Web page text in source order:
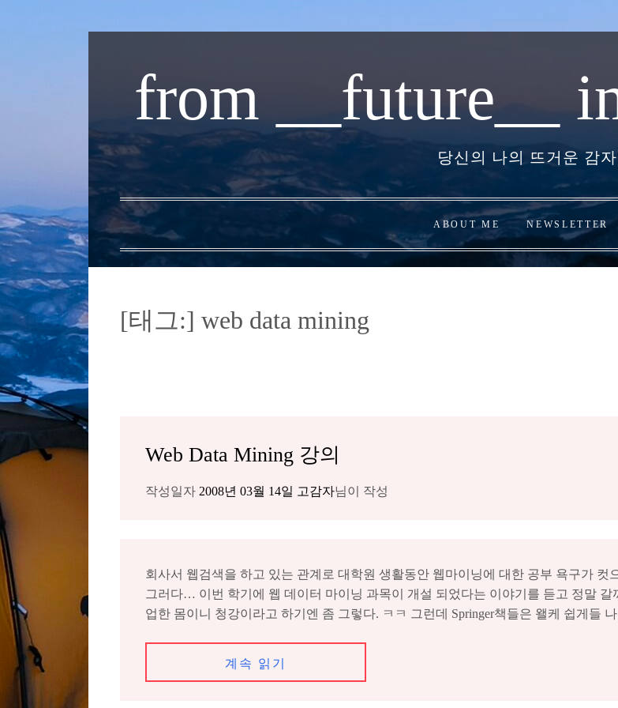
로
가
from __future__
당신의 나의 뜨거운 감
ABOUT ME NEWSLETTER
[태그:] web data mining
Web Data Mining 강의
작성일자 2008년 03월 14일 고감자님이 작성
회사서 웹검색을 하고 있는 관계로 대학원 생활동안 웹마이닝에 대한 공부 욕구가
그러다… 이번 학기에 웹 데이터 마이닝 과목이 개설 되었다는 이야기를 듣고 정말
업한 몸이니 청강이라고 하기엔 좀 그렇다. ㅋㅋ 그런데 Springer책들은 왤케 쉽게들
계속 읽기